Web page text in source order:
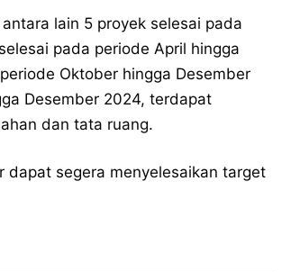
lain 5 proyek selesai pada
pada periode April hingga
Oktober hingga Desember
Desember 2024, terdapat
dan tata ruang.
dapat segera menyelesaikan target